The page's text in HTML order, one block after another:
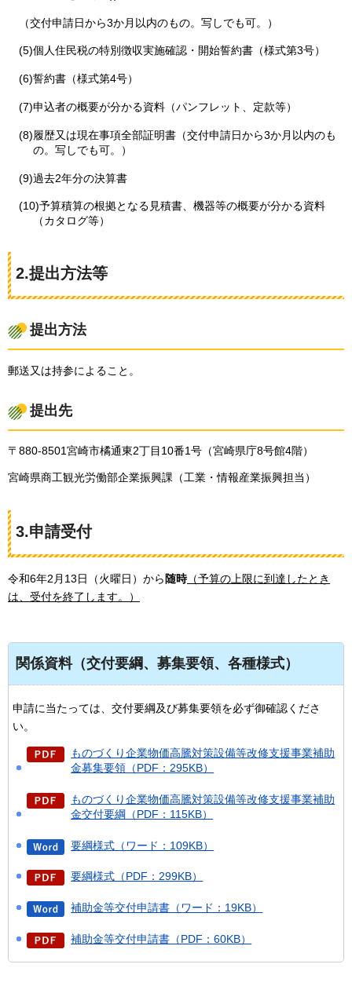
（交付申請日から3か月以内のもの。写しでも可。）
(5)個人住民税の特別徴収実施確認・開始誓約書（様式第3号）
(6)誓約書（様式第4号）
(7)申込者の概要が分かる資料（パンフレット、定款等）
(8)履歴又は現在事項全部証明書（交付申請日から3か月以内のも
の。写しでも可。）
(9)過去2年分の決算書
(10)予算積算の根拠となる見積書、機器等の概要が分かる資料
（カタログ等）
2.提出方法等
提出方法
郵送又は持参によること。
提出先
〒880-8501宮崎市橘通東2丁目10番1号（宮崎県庁8号館4階）
宮崎県商工観光労働部企業振興課（工業・情報産業振興担当）
3.申請受付
令和6年2月13日（火曜日）から 随時（予算の上限に到達したとき
は、受付を終了します。）
関係資料（交付要綱、募集要領、各種様式）
申請に当たっては、交付要綱及び募集要領を必ず御確認くださ
い。
ものづくり企業物価高騰対策設備等改修支援事業補助
金募集要領（PDF：295KB）
ものづくり企業物価高騰対策設備等改修支援事業補助
金交付要綱（PDF：115KB）
要綱様式（ワード：109KB）
要綱様式（PDF：299KB）
補助金等交付申請書（ワード：19KB）
補助金等交付申請書（PDF：60KB）